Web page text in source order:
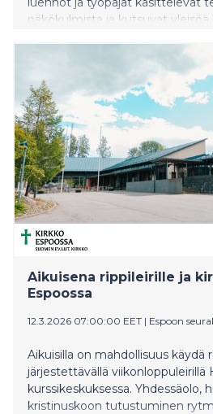
näkökulmista ja kutsuvat
Aikuisena rippileirille ja
Espoossa
12.3.2026 07:00:00 EET | Espoon
Aikuisilla on mahdollisuus käydä
järjestettävällä viikonloppuleirillä
kurssikeskuksessa. Yhdessäolo,
kristinuskoon tutustuminen